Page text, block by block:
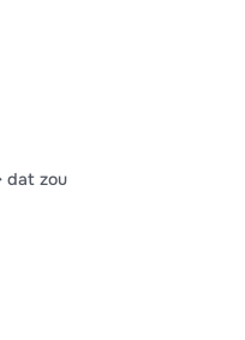
dat zou